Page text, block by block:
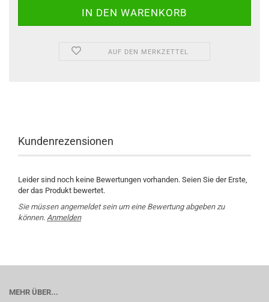
AUF DEN MERKZETTEL
Kundenrezensionen
Leider sind noch keine Bewertungen vorhanden. Seien Sie der Erste,
der das Produkt bewertet.
Sie müssen angemeldet sein um eine Bewertung abgeben zu
können. Anmelden
MEHR ÜBER...